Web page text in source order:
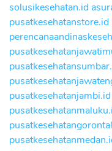
solusikesehatan.id
pusatkesehatanstore.id
pusatkesehatanjambi.id